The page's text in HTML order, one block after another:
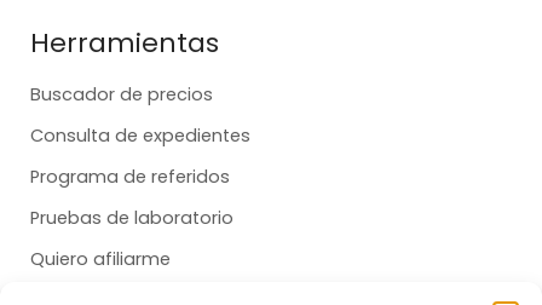
Herramientas
Buscador de precios
Consulta de expedientes
Programa de referidos
Pruebas de laboratorio
Quiero afiliarme